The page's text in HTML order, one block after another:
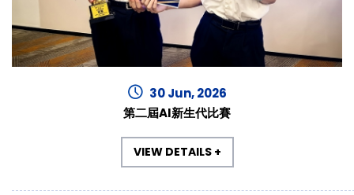
30 Jun, 2026
第二屆AI新生代比賽
VIEW DETAILS +